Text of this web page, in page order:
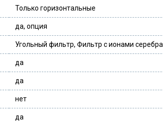
Только горизонтальные
да, опция
Угольный фильтр, Фильтр с ионами серебра
да
да
нет
да